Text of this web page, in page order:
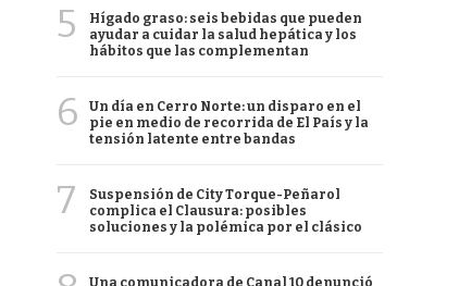
5
Hígado graso: seis bebidas que pueden
ayudar a cuidar la salud hepática y los
hábitos que las complementan
6
Un día en Cerro Norte: un disparo en el
pie en medio de recorrida de El País y la
tensión latente entre bandas
7
Suspensión de City Torque-Peñarol
complica el Clausura: posibles
soluciones y la polémica por el clásico
Una comunicadora de Canal 10 denunció